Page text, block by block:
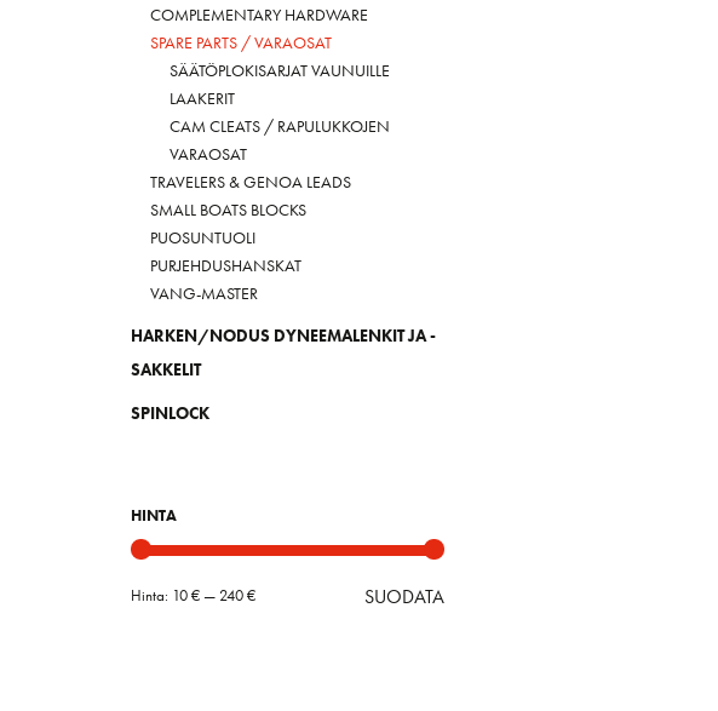
COMPLEMENTARY HARDWARE
SPARE PARTS / VARAOSAT
SÄÄTÖPLOKISARJAT VAUNUILLE
LAAKERIT
CAM CLEATS / RAPULUKKOJEN
VARAOSAT
TRAVELERS & GENOA LEADS
SMALL BOATS BLOCKS
PUOSUNTUOLI
PURJEHDUSHANSKAT
VANG-MASTER
HARKEN/NODUS DYNEEMALENKIT JA -
SAKKELIT
SPINLOCK
HINTA
Minimihinta
Maksimihinta
SUODATA
Hinta: 10 €— 240 €